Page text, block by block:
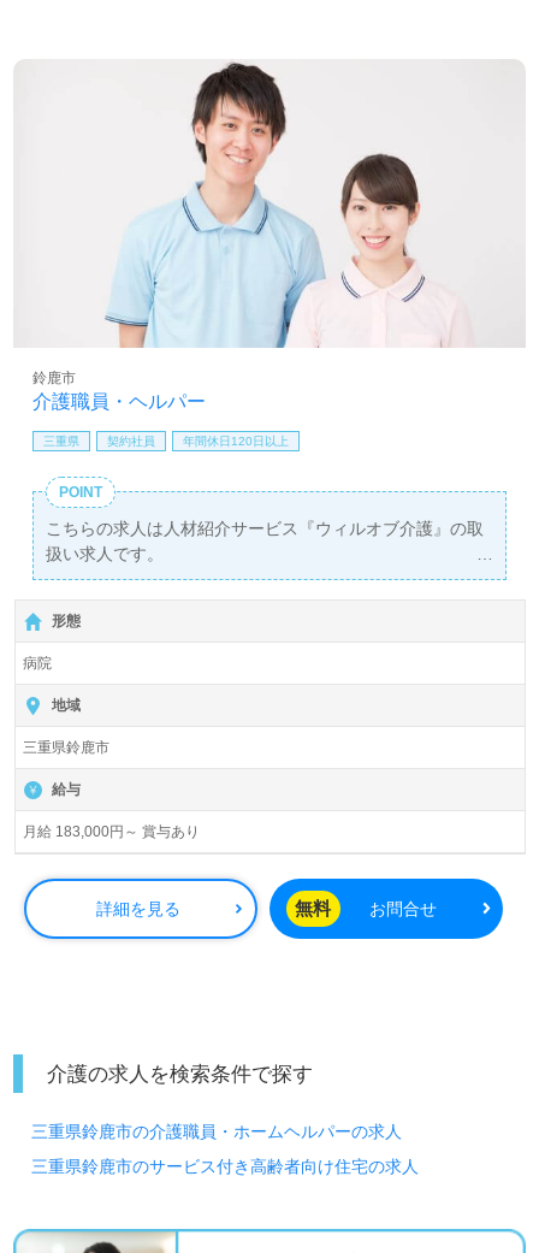
介護職員・ヘルパー
鈴鹿市
三重県 契約社員 年間休日120日以上
POINT
こちらの求人は人材紹介サービス『ウィルオブ介護』の取
扱い求人です。
詳細に関してお気軽にご相談ください♪
【無料】で皆さんの転職活動をサポートいたします。
形態
病院
地域
三重県鈴鹿市
給与
月給 183,000円～ 賞与あり
詳細を見る 無料 お問合せ
介護の求人を検索条件で探す
三重県鈴鹿市の介護職員・ホームヘルパーの求人
三重県鈴鹿市のサービス付き高齢者向け住宅の求人